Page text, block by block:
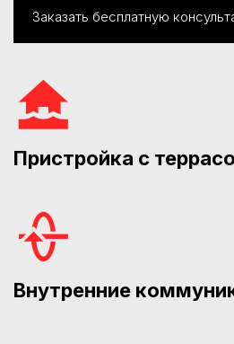
Заказать бесплатную
Пристройка с
Внутренние